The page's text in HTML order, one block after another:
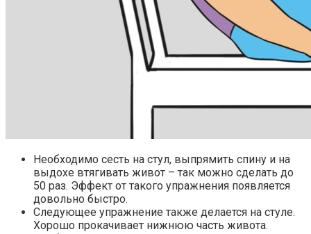
Необходимо сесть на стул, выпрямить спину и на
выдохе втягивать живот – так можно сделать до
50 раз. Эффект от такого упражнения появляется
довольно быстро.
Следующее упражнение также делается на стуле.
Хорошо прокачивает нижнюю часть живота.